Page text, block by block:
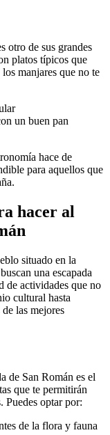
otro de sus grandes
platos típicos que
manjares que no te
un buen pan
hace de
para aquellos que
hacer al
situado en la
una escapada
de actividades que no
cultural hasta
las mejores
de San Román es el
que te permitirán
Puedes optar por:
de la flora y fauna